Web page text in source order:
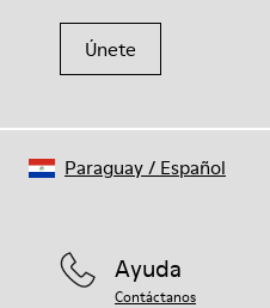
Únete
Ayuda
Contáctanos
Paraguay/ Español